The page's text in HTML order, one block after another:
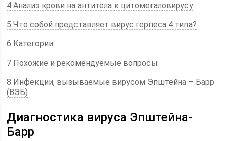
4 Анализ крови на антитела к цитомегаловирусу
5 Что собой представляет вирус герпеса 4 типа?
6 Категории
7 Похожие и рекомендуемые вопросы
8 Инфекции, вызываемые вирусом Эпштейна – Барр
(ВЭБ)
Диагностика вируса Эпштейна-
Барр